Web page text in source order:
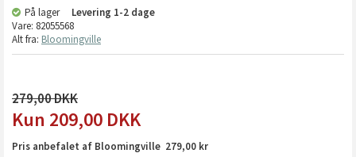
På lager Levering 1-2 dage
Vare: 82055568
Alt fra: Bloomingville
279,00
209,00 DKK
Pris anbefalet af Bloomingville 279,00 kr